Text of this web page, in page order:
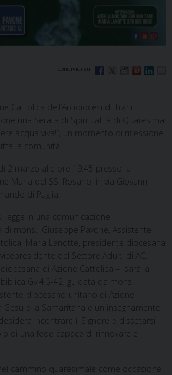
Cattolica dell’Arcidiocesi di Trani-
una Serata di Spiritualità di Quaresima
acqua viva!”, un momento di riflessione
la comunità.
2 marzo alle ore 19:45 presso la
Maria del SS. Rosario, in via Giovanni
di Puglia.
legge in una comunicazione
di mons. Giuseppe Pavone, Assistente
Maria Lanotte, presidente diocesana
del Settore Adulti di AC,
diocesana di Azione Cattolica – sarà la
Gv 4,5-42, guidata da mons.
diocesano unitario di Azione
Gesù e la Samaritana è un insegnamento
incontrare il Signore e dissetarsi
di una fede capace di rinnovare e
cammino quaresimale come occasione